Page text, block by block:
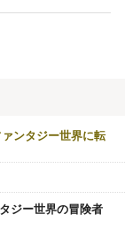
ンタジー世界に転
ジー世界の冒険者